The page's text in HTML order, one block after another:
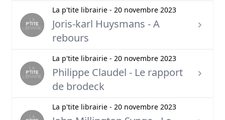
La p'tite librairie - 20 novembre 2023
Joris-karl Huysmans - A
rebours
La p'tite librairie - 20 novembre 2023
Philippe Claudel - Le rapport
de brodeck
La p'tite librairie - 20 novembre 2023